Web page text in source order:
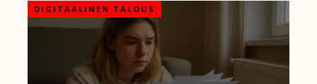
DIGITAALINEN TALOUS